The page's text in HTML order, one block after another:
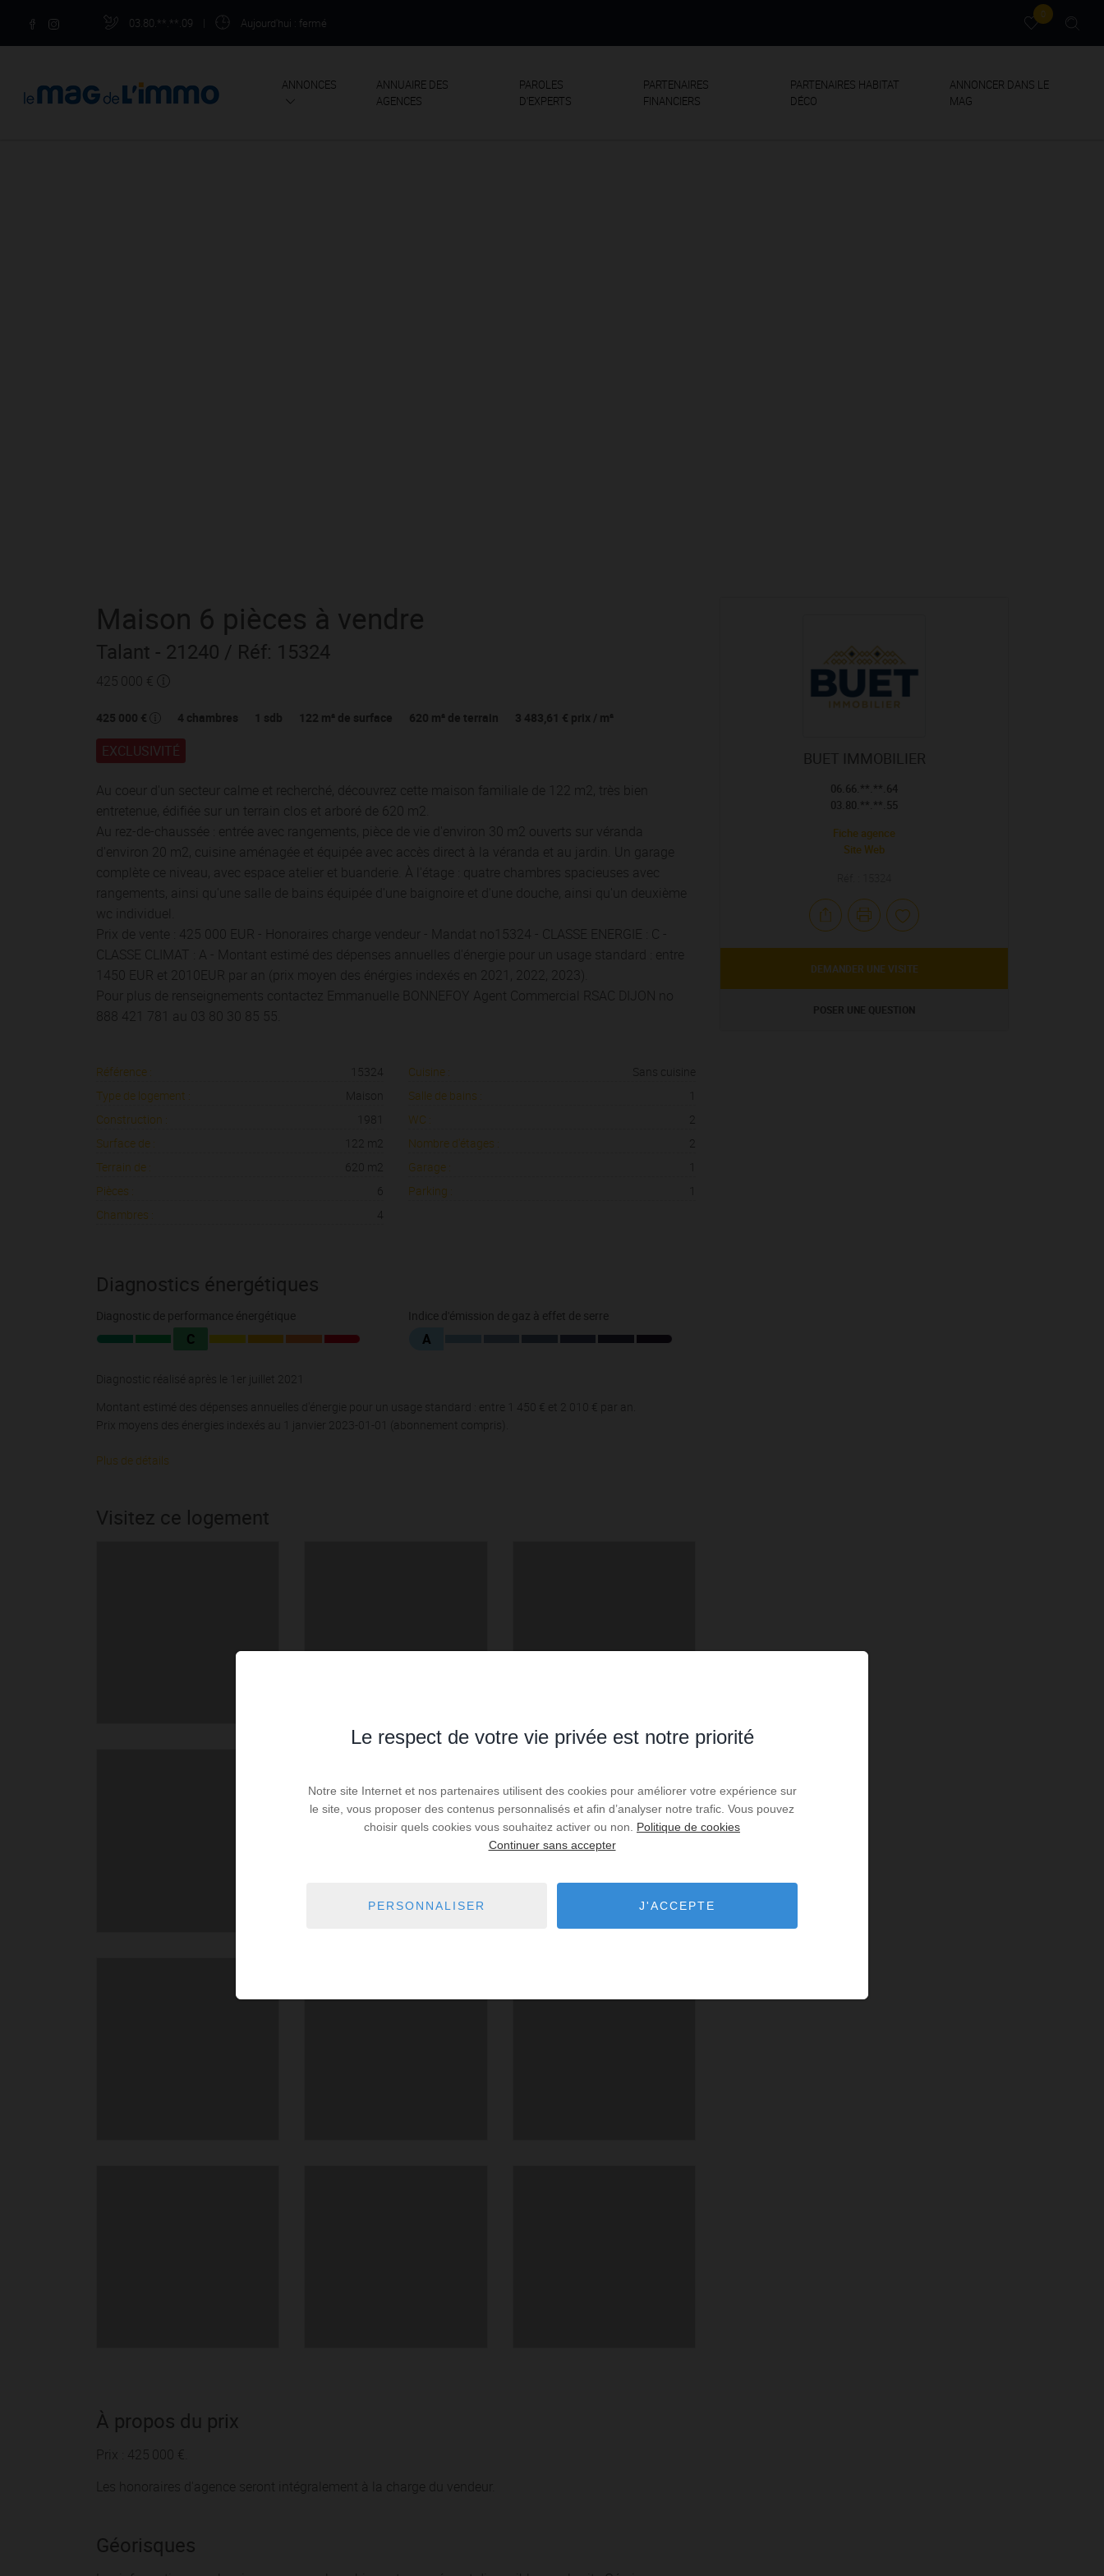
03.80.**.**.09 Aujourd'hui : fermé
0
ANNONCES
ANNUAIRE DES
AGENCES
PAROLES
D'EXPERTS
PARTENAIRES
FINANCIERS
PARTENAIRES HABITAT
DÉCO
ANNONCER DANS LE
MAG
Maison 6 pièces à vendre
Talant - 21240 / Réf: 15324
425 000 €
425 000 € 4 chambres 1 sdb 122 m² de surface 620 m² de terrain 3 483,61 € prix / m²
EXCLUSIVITÉ
Au coeur d'un secteur calme et recherché, découvrez cette maison familiale de 122 m2, très bien
entretenue, édifiée sur un terrain clos et arboré de 620 m2.
Au rez-de-chaussée : entrée avec rangements, pièce de vie d'environ 30 m2 ouverts sur véranda
d'environ 20 m2, cuisine aménagée et équipée avec accès direct à la véranda et au jardin. Un garage
complète ce niveau, avec espace atelier et buanderie. À l'étage : quatre chambres spacieuses avec
rangements, ainsi qu'une salle de bains équipée d'une baignoire et d'une douche, ainsi qu'un deuxième
wc individuel.
Prix de vente : 425 000 EUR - Honoraires charge vendeur - Mandat no15324 - CLASSE ENERGIE : C -
CLASSE CLIMAT : A - Montant estimé des dépenses annuelles d'énergie pour un usage standard : entre
1450 EUR et 2010EUR par an (prix moyen des énérgies indexés en 2021, 2022, 2023).
Pour plus de renseignements contactez Emmanuelle BONNEFOY Agent Commercial RSAC DIJON no
888 421 781 au 03 80 30 85 55.
Référence :
15324
Type de logement :
Maison
Construction :
1981
Surface de :
122 m2
Terrain de :
620 m2
Pièces :
6
Chambres :
4
Cuisine :
Sans cuisine
Salle de bains :
WC :
2
Nombre d'étages :
2
Garage :
Parking :
Diagnostics énergétiques
Diagnostic de performance énergétique
C
Diagnostic réalisé après le 1er juillet 2021
Indice d'émission de gaz à effet de serre
A
Montant estimé des dépenses annuelles d'énergie pour un usage standard : entre 1 450 € et 2 010 € par an.
Prix moyens des énergies indexés au 1 janvier 2023-01-01 (abonnement compris).
Plus de détails
Visitez ce logement
À propos du prix
Prix : 425 000 €.
Les honoraires d'agence seront intégralement à la charge du vendeur.
Géorisques
BUET IMMOBILIER
06.66.**.**.64
03.80.**.**.55
Fiche agence
Site Web
DEMANDER UNE VISITE
POSER UNE QUESTION
Le respect de votre vie privée est notre priorité
Notre site Internet et nos partenaires utilisent des cookies pour améliorer votre expérience sur
le site, vous proposer des contenus personnalisés et afin d’analyser notre trafic. Vous pouvez
choisir quels cookies vous souhaitez activer ou non. Politique de cookies
Continuer sans accepter
PERSONNALISER J'ACCEPTE